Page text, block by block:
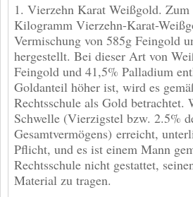
1. Vierzehn Karat Weißgold.
Kilogramm Vierzehn-Karat-
Vermischung von 585g Feingold
hergestellt. Bei dieser Art von
Feingold und 41,5% Palladium
Goldanteil höher ist, wird es
Rechtsschule als Gold betrachtet.
Schwelle (Vierzigstel bzw. 2.5%
Gesamtvermögens) erreicht,
Pflicht, und es ist einem Mann
Rechtsschule nicht gestattet,
Material zu tragen.